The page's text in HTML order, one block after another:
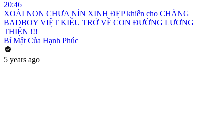
20:46
XOÀI NON CHƯA NÍN XINH ĐẸP khiến cho CHÀNG
BADBOY VIỆT KIỀU TRỞ VỀ CON ĐƯỜNG LƯƠNG
THIỆN !!!
Bí Mật Của Hạnh Phúc
5 years ago